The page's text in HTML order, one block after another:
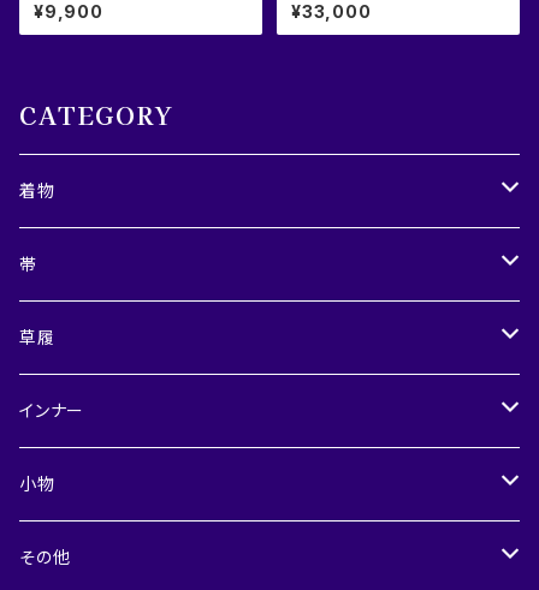
¥9,900 ¥33,000
CATEGORY
着物
レディース
メンズ
帯
兵児帯
半巾帯
角帯・つくり角帯
草履
レディース
メンズ
インナー
レディース
裾よけスカート
メンズ
小物
デニム小物
その他